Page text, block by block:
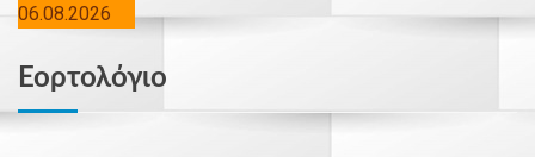
06.08.2026
Εορτολόγιο